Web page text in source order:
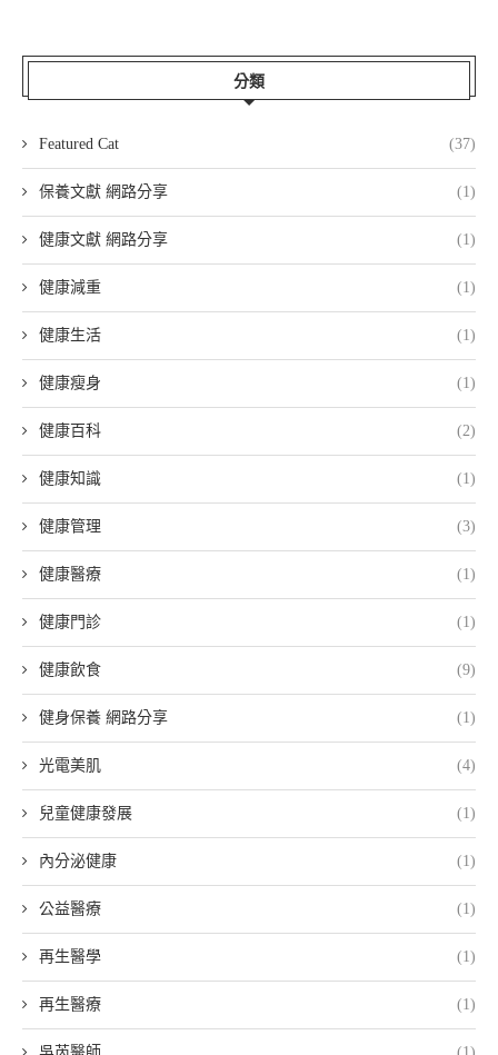
分類
Featured Cat (37)
保養文獻 網路分享 (1)
健康文獻 網路分享 (1)
健康減重 (1)
健康生活 (1)
健康瘦身 (1)
健康百科 (2)
健康知識 (1)
健康管理 (3)
健康醫療 (1)
健康門診 (1)
健康飲食 (9)
健身保養 網路分享 (1)
光電美肌 (4)
兒童健康發展 (1)
內分泌健康 (1)
公益醫療 (1)
再生醫學 (1)
再生醫療 (1)